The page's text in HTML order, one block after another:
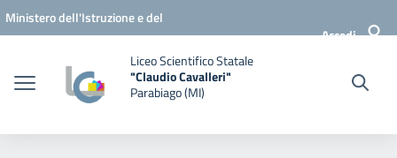
Vai ai contenuti
Vai al menu di navigazione
Vai al footer
Ministero dell'Istruzione e del
Accedi
Liceo Scientifico Statale
"Claudio Cavalleri"
Parabiago (MI)